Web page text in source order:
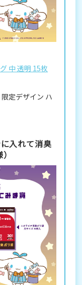
中 透明 15枚
定デザイン ハ
入れて消臭